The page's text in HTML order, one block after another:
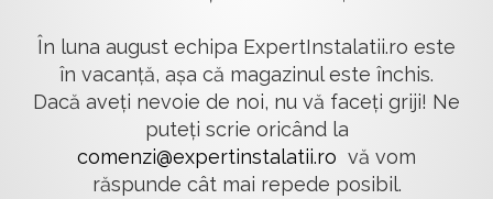
În luna august echipa ExpertInstalatii.ro este
în vacanță, așa că magazinul este închis.
Dacă aveți nevoie de noi, nu vă faceți griji! Ne
puteți scrie oricând la
comenzi@expertinstalatii.ro vă vom
răspunde cât mai repede posibil.